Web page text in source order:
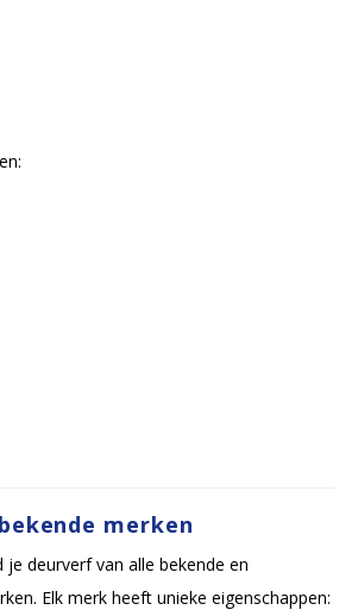
merken
je deurverf van alle bekende en
Elk merk heeft unieke eigenschappen: